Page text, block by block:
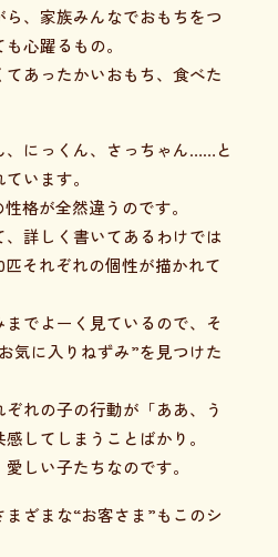
、家族みんなでおもちをつ
心躍るもの。
あったかいおもち、食べた
、にっくん、さっちゃん……と
います。
格が全然違うのです。
詳しく書いてあるわけでは
それぞれの個性が描かれて
でよーく見ているので、そ
気に入りねずみ”を見つけた
れの子の行動が「ああ、う
してしまうことばかり。
しい子たちなのです。
ざまな“お客さま”もこのシ